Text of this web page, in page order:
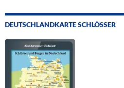
DEUTSCHLANDKARTE SCHLÖSSER